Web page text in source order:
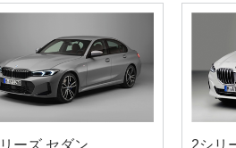
ーズ セダン
2シリ